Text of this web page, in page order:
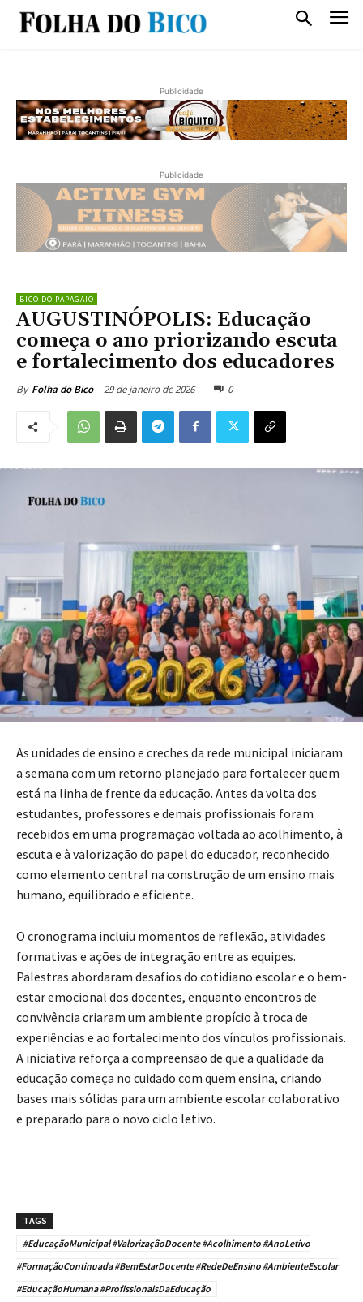
Publicidade
Publicidade
BICO DO PAPAGAIO
AUGUSTINÓPOLIS: Educação
começa o ano priorizando escuta
e fortalecimento dos educadores
By Folha do Bico 29 de janeiro de 2026 0
As unidades de ensino e creches da rede municipal iniciaram
a semana com um retorno planejado para fortalecer quem
está na linha de frente da educação. Antes da volta dos
estudantes, professores e demais profissionais foram
recebidos em uma programação voltada ao acolhimento, à
escuta e à valorização do papel do educador, reconhecido
como elemento central na construção de um ensino mais
humano, equilibrado e eficiente.
O cronograma incluiu momentos de reflexão, atividades
formativas e ações de integração entre as equipes.
Palestras abordaram desafios do cotidiano escolar e o bem-
estar emocional dos docentes, enquanto encontros de
convivência criaram um ambiente propício à troca de
experiências e ao fortalecimento dos vínculos profissionais.
A iniciativa reforça a compreensão de que a qualidade da
educação começa no cuidado com quem ensina, criando
bases mais sólidas para um ambiente escolar colaborativo
e preparado para o novo ciclo letivo.
TAGS
#EducaçãoMunicipal #ValorizaçãoDocente #Acolhimento #AnoLetivo
#FormaçãoContinuada #BemEstarDocente #RedeDeEnsino #AmbienteEscolar
#EducaçãoHumana #ProfissionaisDaEducação